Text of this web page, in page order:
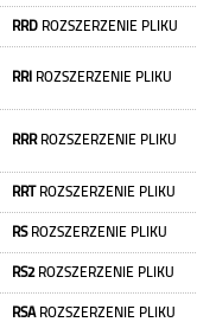
RRD ROZSZERZENIE PLIKU
RRI ROZSZERZENIE PLIKU
RRRROZSZERZENIE PLIKU
RRTROZSZERZENIE PLIKU
RSROZSZERZENIE PLIKU
RS2ROZSZERZENIE PLIKU
RSAROZSZERZENIE PLIKU